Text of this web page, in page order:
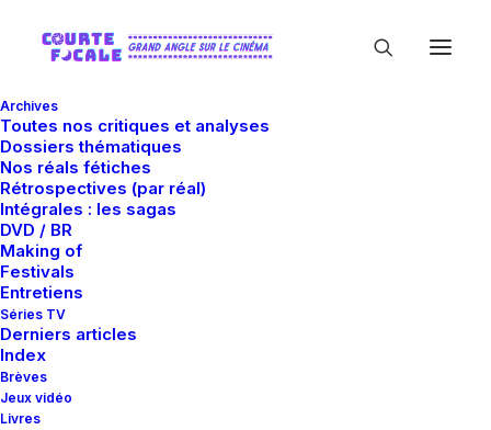
Archives
Toutes nos critiques et analyses
Dossiers thématiques
Nos réals fétiches
Rétrospectives (par réal)
Intégrales : les sagas
DVD / BR
Making of
Festivals
Entretiens
Séries TV
Derniers articles
Index
Brèves
Jeux vidéo
Livres